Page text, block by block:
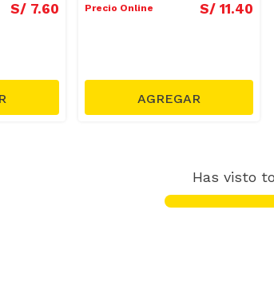
S/ 7.60 Precio Online S/ 11.40
Has visto